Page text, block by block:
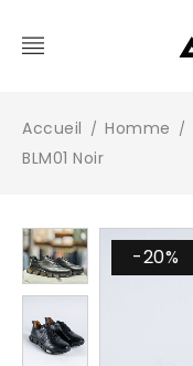
Accueil / Homme /
BLM01 Noir
-20%